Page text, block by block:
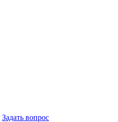
Задать вопрос